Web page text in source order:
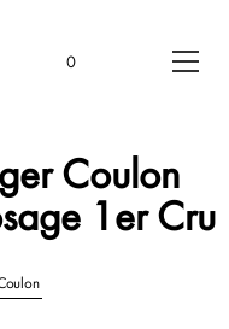
0
Coulon
1er Cru